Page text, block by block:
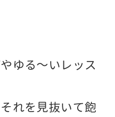
ゆる～いレッス
れを見抜いて飽